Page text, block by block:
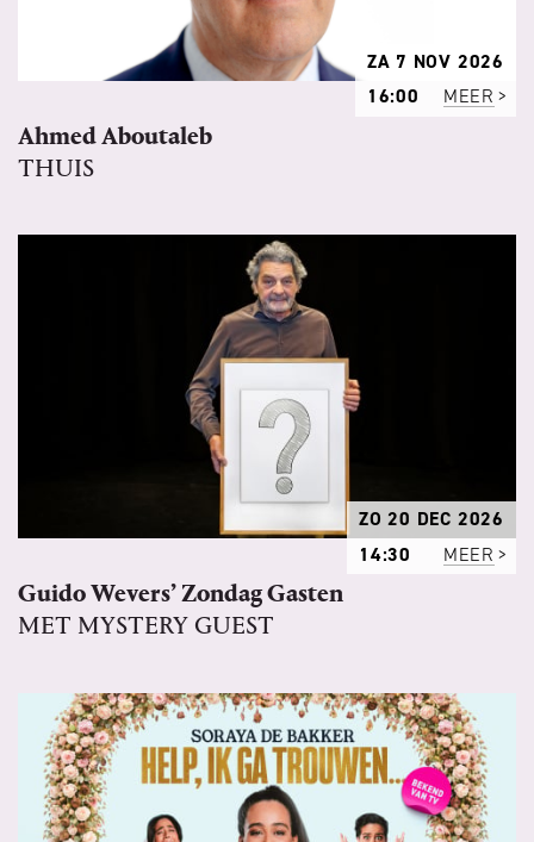
ZA 7 NOV 2026
16:00
MEER
Ahmed Aboutaleb
THUIS
ZO 20 DEC 2026
14:30
MEER
Guido Wevers’ Zondag Gasten
MET MYSTERY GUEST